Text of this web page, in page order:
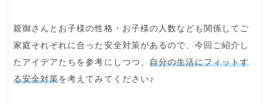
親御さんとお子様の性格・お子様の人数なども関係してご
家庭それぞれに合った安全対策があるので、今回ご紹介し
たアイデアたちを参考にしつつ、 自分の生活にフィットす
る安全対策を考えてみてください♪